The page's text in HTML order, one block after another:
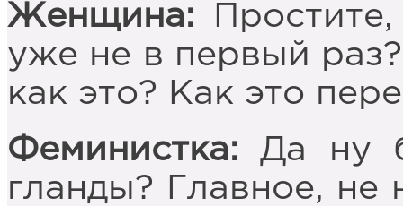
Женщина:
уже не в первый
как это? Как это
Феминистка: Да ну
гланды? Главное, не